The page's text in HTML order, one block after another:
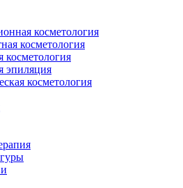
косметология
косметология
косметология
эпиляция
косметология